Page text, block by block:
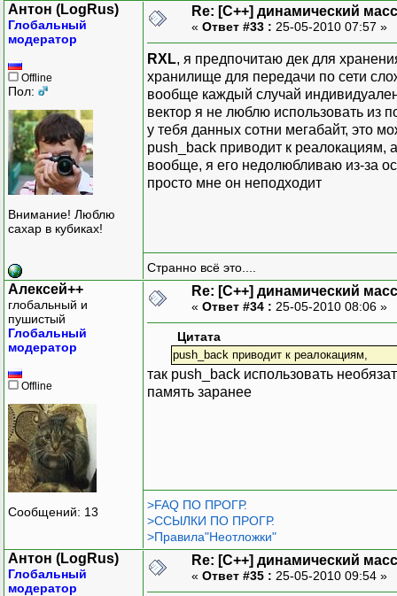
Антон (LogRus)
Глобальный
модератор
Offline
Пол:
Внимание! Люблю
сахар в кубиках!
Re: [C++] динамический
« Ответ #33 : 25-05-2010 07:57 »
RXL, я предпочитаю дек для
хранилище для передачи по сети
вообще каждый случай
вектор я не люблю использовать из
у тебя данных сотни мегабайт, это
push_back приводит к реалокациям,
вообще, я его недолюбливаю из-за
просто мне он неподходит
Странно всё это....
Алексей++
глобальный и
пушистый
Глобальный
модератор
Offline
Сообщений: 13
Re: [C++] динамический
« Ответ #34 : 25-05-2010 08:06 »
Цитата
push_back приводит к реалокациям,
так push_back использовать
память заранее
>FAQ ПО ПРОГР.
>ССЫЛКИ ПО ПРОГР.
>Правила"Неотложки"
Антон (LogRus)
Глобальный
модератор
Re: [C++] динамический
« Ответ #35 : 25-05-2010 09:54 »